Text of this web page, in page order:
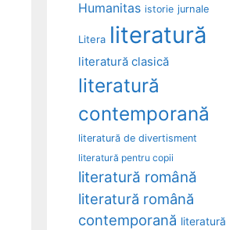
Humanitas istorie jurnale
Litera literatură
literatură clasică
literatură
contemporană
literatură de divertisment
literatură pentru copii
literatură română
literatură română
contemporană literatură